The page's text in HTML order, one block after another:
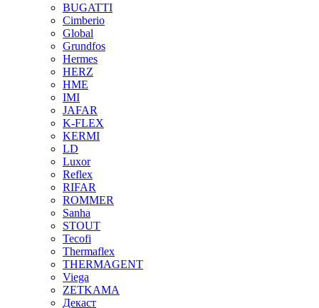
BUGATTI
Cimberio
Global
Grundfos
Hermes
HERZ
HME
IMI
JAFAR
K-FLEX
KERMI
LD
Luxor
Reflex
RIFAR
ROMMER
Sanha
STOUT
Tecofi
Thermaflex
THERMAGENT
Viega
ZETKAMA
Декаст